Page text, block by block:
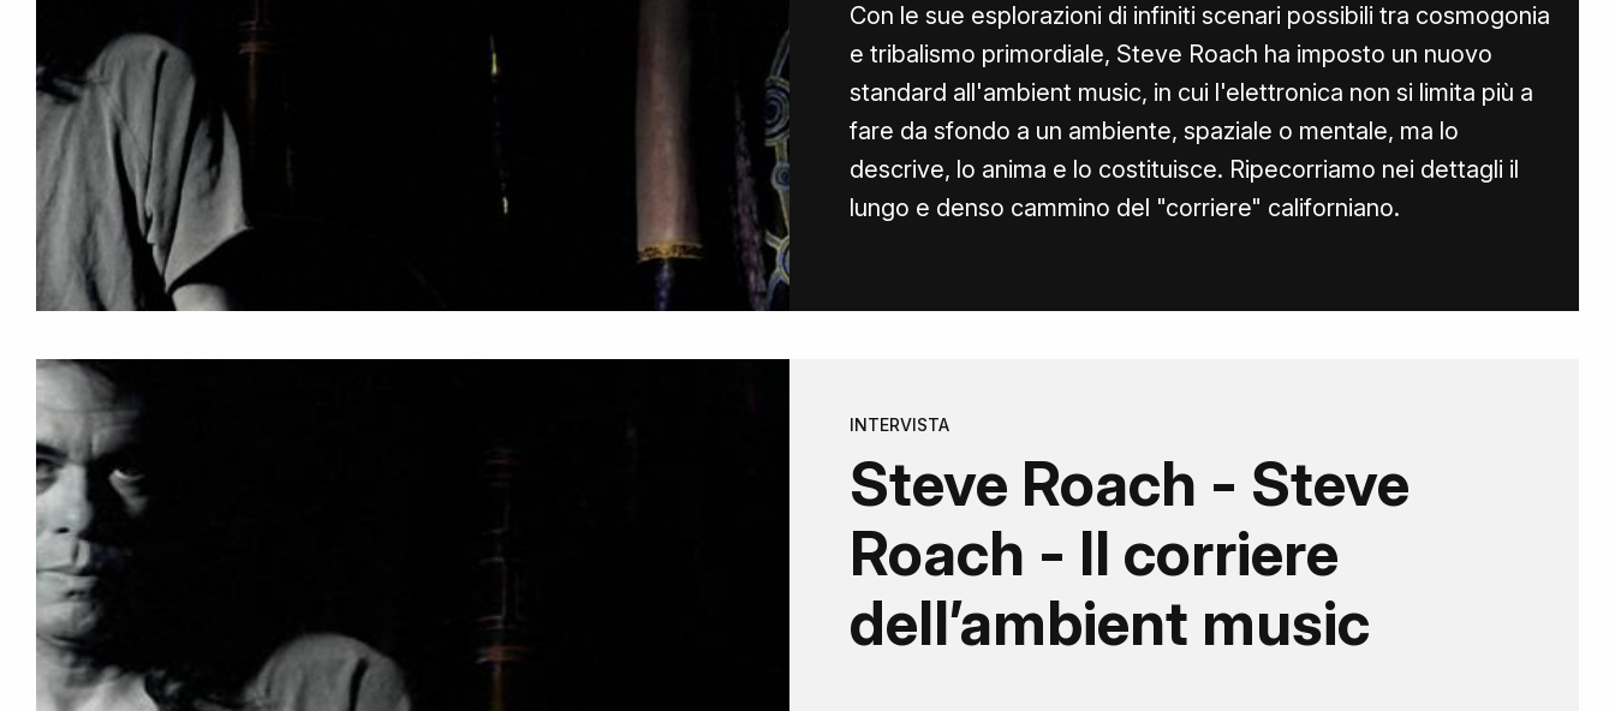
Con le sue esplorazioni di infiniti scenari possibili tra cosmogonia
e tribalismo primordiale, Steve Roach ha imposto un nuovo
standard all'ambient music, in cui l'elettronica non si limita più a
fare da sfondo a un ambiente, spaziale o mentale, ma lo
descrive, lo anima e lo costituisce. Ripecorriamo nei dettagli il
lungo e denso cammino del "corriere" californiano.
INTERVISTA
Steve Roach - Steve
Roach - Il corriere
dell’ambient music